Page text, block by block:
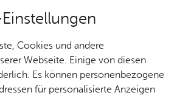
Cookies und andere
Webseite. Einige von diesen
Es können personenbezogene
für personalisierte Anzeigen